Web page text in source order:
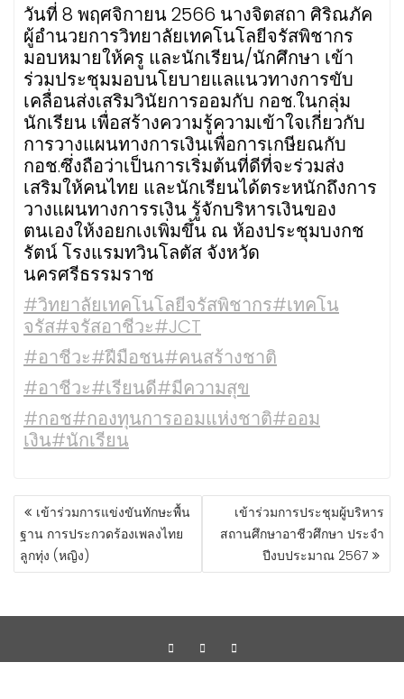
วันที่ 8 พฤศจิกายน 2566 นางจิตสถา ศิริณภัค
ผู้อำนวยการวิทยาลัยเทคโนโลยีจรัสพิชากร
มอบหมายให้ครู และนักเรียน/นักศึกษา เข้า
ร่วมประชุมมอบนโยบายแลแนวทางการขับ
เคลื่อนส่งเสริมวินัยการออมกับ กอช.ในกลุ่ม
นักเรียน เพื่อสร้างความรู้ความเข้าใจเกี่ยวกับ
การวางแผนทางการเงินเพื่อการเกษียณกับ
กอช.ซึ่งถือว่าเป็นการเริ่มต้นที่ดีที่จะร่วมส่ง
เสริมให้คนไทย และนักเรียนได้ตระหนักถึงการ
วางแผนทางการรเงิน รู้จักบริหารเงินของ
ตนเองให้งอยกเงเพิ่มขึ้น ณ ห้องประชุมบงกช
รัตน์ โรงแรมทวินโลตัส จังหวัด
นครศรีธรรมราช
#วิทยาลัยเทคโนโลยีจรัสพิชากร#เทคโน
จรัส#จรัสอาชีวะ#JCT
#อาชีวะ#ฝีมือชน#คนสร้างชาติ
#อาชีวะ#เรียนดี#มีความสุข
#กอช#กองทุนการออมแห่งชาติ#ออม
เงิน#นักเรียน
เข้าร่วมการแข่งขันทักษะพื้น
ฐาน การประกวดร้องเพลงไทย
ลูกทุ่ง (หญิง)
เข้าร่วมการประชุมผู้บริหาร
สถานศึกษาอาชีวศึกษา ประจำ
ปีงบประมาณ 2567